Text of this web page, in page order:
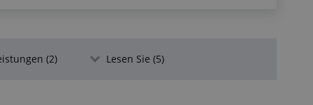
Ozon, Witterungseinflüsse, Alkohol, Basen und
(2) Lesen Sie (5)